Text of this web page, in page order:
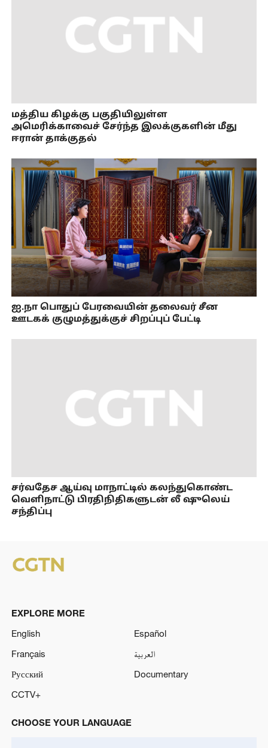
மத்திய கிழக்கு பகுதியிலுள்ள
அமெரிக்காவைச் சேர்ந்த இலக்குகளின் மீது
ஈரான் தாக்குதல்
ஐ.நா பொதுப் பேரவையின் தலைவர் சீன
ஊடகக் குழுமத்துக்குச் சிறப்புப் பேட்டி
சர்வதேச ஆய்வு மாநாட்டில் கலந்துகொண்ட
வெளிநாட்டு பிரதிநிதிகளுடன் லீ ஷுலெய்
சந்திப்பு
EXPLORE MORE
English
Español
Français
العربية
Русский
Documentary
CCTV+
CHOOSE YOUR LANGUAGE